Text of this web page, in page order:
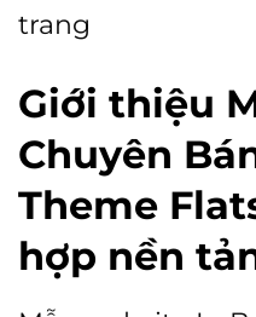
trang
Giới thiệu
Chuyên
Theme
hợp nền